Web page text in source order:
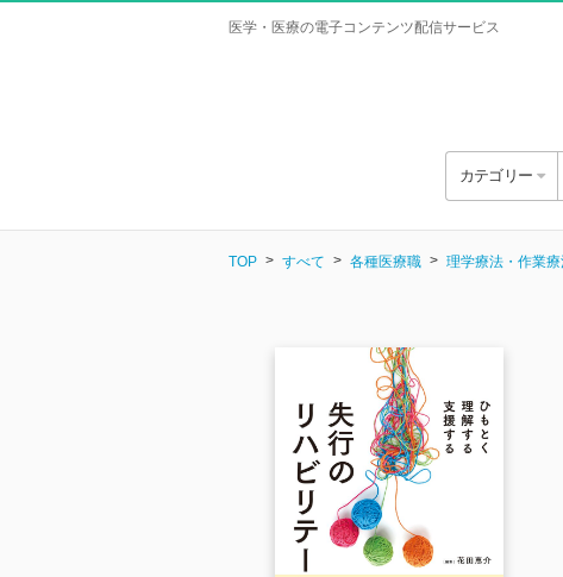
医学・医療の電子コンテンツ配信サービス
カテゴリー
TOP すべて 各種医療職 理学療法・作業